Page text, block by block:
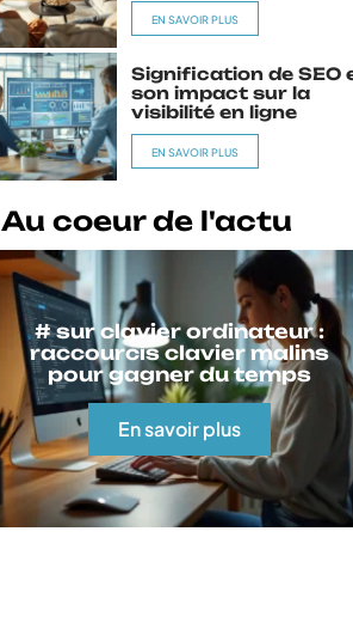
EN SAVOIR PLUS
Signification de SEO
son impact sur la
visibilité en ligne
EN SAVOIR PLUS
Au coeur de l'actu
# sur clavier ordinateur :
raccourcis clavier malins
pour gagner du temps
En savoir plus